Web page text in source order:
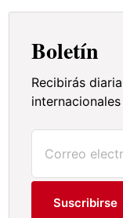
Boletín
Recibirás
Suscribirse